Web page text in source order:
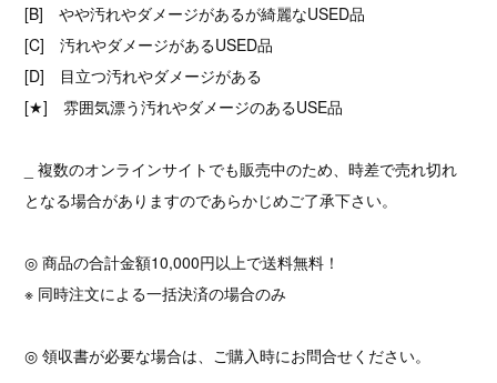
[B] やや汚れやダメージがあるが綺麗なUSED品
[C] 汚れやダメージがあるUSED品
[D] 目立つ汚れやダメージがある
[★] 雰囲気漂う汚れやダメージのあるUSE品
_ 複数のオンラインサイトでも販売中のため、時差で売れ切れ
となる場合がありますのであらかじめご了承下さい。
◎ 商品の合計金額10,000円以上で送料無料！
※ 同時注文による一括決済の場合のみ
◎ 領収書が必要な場合は、ご購入時にお問合せください。